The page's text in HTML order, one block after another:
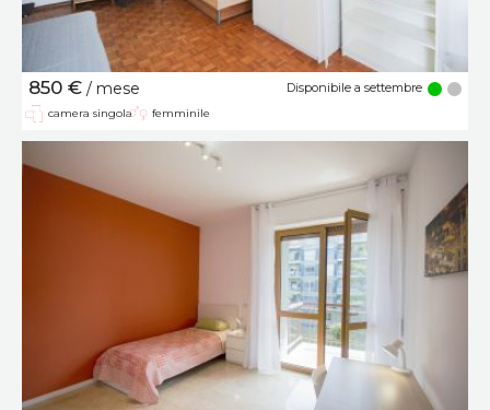
850 € / mese Disponibile a settembre
camera singola femminile